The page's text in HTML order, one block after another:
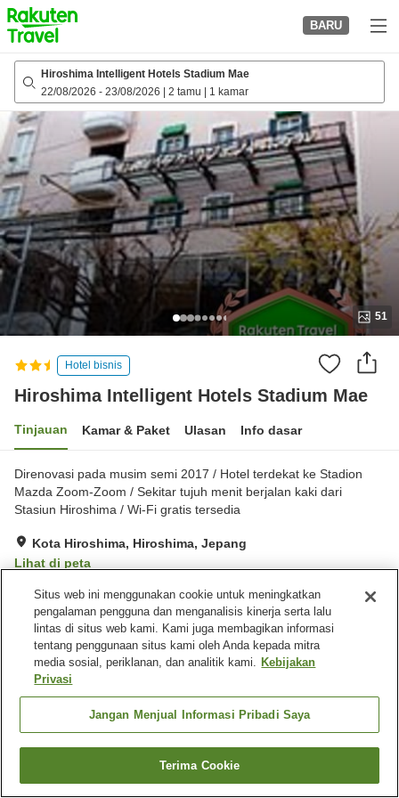
to
top
page
BARU
Hiroshima Intelligent Hotels Stadium Mae
22/08/2026 - 23/08/2026 2 tamu 1 kamar
51
Hotel bisnis
Hiroshima Intelligent Hotels Stadium Mae
Tinjauan Kamar & Paket Ulasan Info dasar
Direnovasi pada musim semi 2017 / Hotel terdekat ke Stadion
Mazda Zoom-Zoom / Sekitar tujuh menit berjalan kaki dari
Stasiun Hiroshima / Wi-Fi gratis tersedia
Kota Hiroshima, Hiroshima, Jepang
Lihat di peta
Sangat baik Ulasan: 941
Fasilitas properti
Wi-Fi
Restoran
Mesin penjual otomatis
Beranda Jepang Hiroshima
Kota Hiroshima
Hiroshima Intelligent Hotels Stadium Mae
Cari kamar
Situs web ini menggunakan cookie untuk meningkatkan
pengalaman pengguna dan menganalisis kinerja serta lalu
lintas di situs web kami. Kami juga membagikan informasi
tentang penggunaan situs kami oleh Anda kepada mitra
media sosial, periklanan, dan analitik kami. Kebijakan
Privasi
Jangan Menjual Informasi Pribadi Saya
Terima Cookie